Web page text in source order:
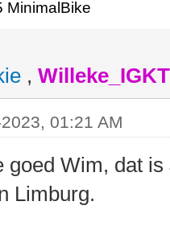
MinimalBike
, Willeke_IGKT
01:21 AM
goed Wim, dat
Limburg.